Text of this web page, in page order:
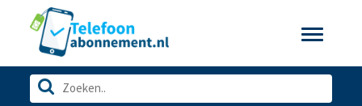
Toggle